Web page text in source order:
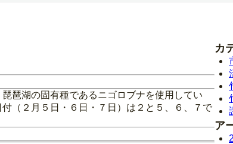
琶湖の固有種であるニゴロブナを使用してい
（２月５日・６日・７日）は２と５、６、７で
カ
ア